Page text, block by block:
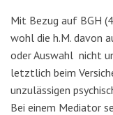
Mit Bezug auf BGH
wohl die h.M. davon
oder Auswahl nicht
letztlich beim
unzulässigen
Bei einem Mediator